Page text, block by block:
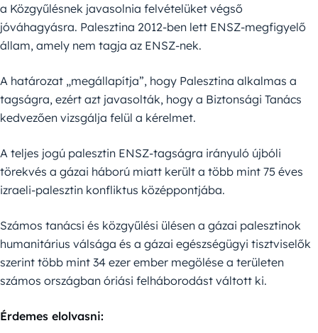
a Közgyűlésnek javasolnia felvételüket végső
jóváhagyásra. Palesztina 2012-ben lett ENSZ-megfigyelő
állam, amely nem tagja az ENSZ-nek.
A határozat „megállapítja”, hogy Palesztina alkalmas a
tagságra, ezért azt javasolták, hogy a Biztonsági Tanács
kedvezően vizsgálja felül a kérelmet.
A teljes jogú palesztin ENSZ-tagságra irányuló újbóli
törekvés a gázai háború miatt került a több mint 75 éves
izraeli-palesztin konfliktus középpontjába.
Számos tanácsi és közgyűlési ülésen a gázai palesztinok
humanitárius válsága és a gázai egészségügyi tisztviselők
szerint több mint 34 ezer ember megölése a területen
számos országban óriási felháborodást váltott ki.
Érdemes elolvasni: